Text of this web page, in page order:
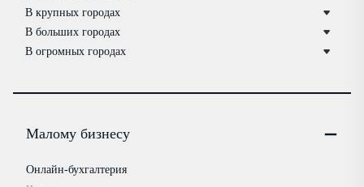
В крупных городах
В больших городах
В огромных городах
Малому бизнесу
Онлайн-бухгалтерия